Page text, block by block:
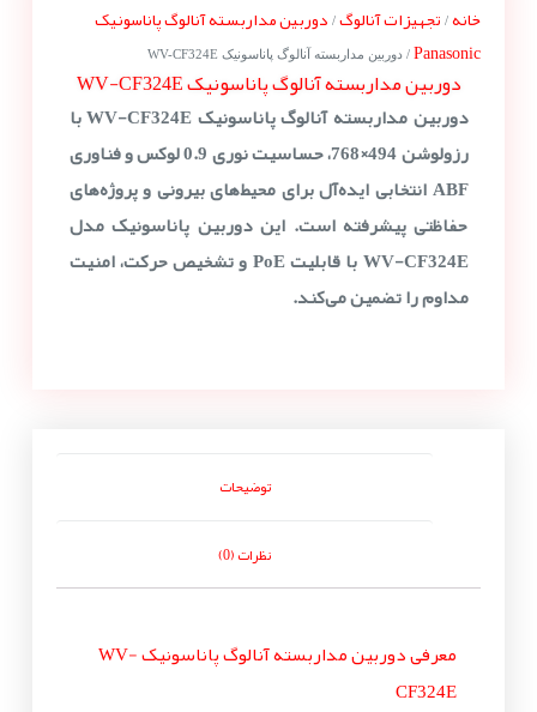
خانه/ تجهیزات آنالوگ/ دوربین مداربسته آنالوگ پاناسونیک
Panasonic / دوربین مداربسته آنالوگ پاناسونیک WV-CF324E
دوربین مداربسته آنالوگ پاناسونیک WV-CF324E
دوربین مداربسته آنالوگ پاناسونیک WV-CF324E با
رزولوشن 494×768، حساسیت نوری 0.9 لوکس و فناوری
ABF انتخابی ایده‌آل برای محیط‌های بیرونی و پروژه‌های
حفاظتی پیشرفته است. این دوربین پاناسونیک مدل
WV-CF324E با قابلیت PoE و تشخیص حرکت، امنیت
مداوم را تضمین می‌کند.
توضیحات
نظرات (0)
معرفی دوربین مداربسته آنالوگ پاناسونیک WV-
CF324E